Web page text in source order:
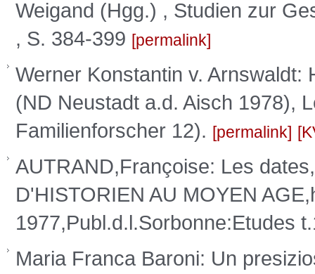
Weigand (Hgg.) , Studien zur
, S. 384-399 permalink
Werner Konstantin v.
(ND Neustadt a.d. Aisch 1978),
Familienforscher 12).
permalink
AUTRAND,Françoise: Les
D'HISTORIEN AU MOYEN
1977,Publ.d.l.Sorbonne:Etudes
Maria Franca Baroni: Un